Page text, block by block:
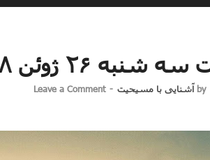
شنبه ۲۶ ژوئن ۲۰۱۸
by آشنایی با مسیحیت -
Leave a Comment